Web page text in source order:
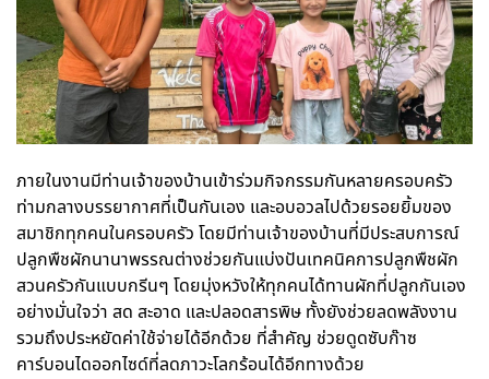
ภายในงานมีท่านเจ้าของบ้านเข้าร่วมกิจกรรมกันหลายครอบครัว
ท่ามกลางบรรยากาศที่เป็นกันเอง และอบอวลไปด้วยรอยยิ้มของ
สมาชิกทุกคนในครอบครัว โดยมีท่านเจ้าของบ้านที่มีประสบการณ์
ปลูกพืชผักนานาพรรณต่างช่วยกันแบ่งปันเทคนิคการปลูกพืชผัก
สวนครัวกันแบบกรีนๆ โดยมุ่งหวังให้ทุกคนได้ทานผักที่ปลูกกันเอง
อย่างมั่นใจว่า สด สะอาด และปลอดสารพิษ ทั้งยังช่วยลดพลังงาน
รวมถึงประหยัดค่าใช้จ่ายได้อีกด้วย ที่สำคัญ ช่วยดูดซับก๊าซ
คาร์บอนไดออกไซด์ที่ลดภาวะโลกร้อนได้อีกทางด้วย